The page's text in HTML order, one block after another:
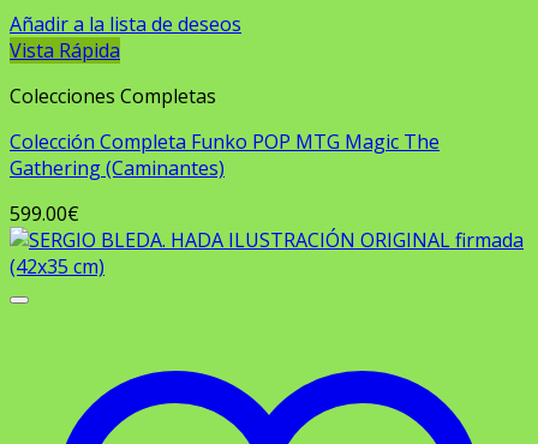
Añadir a la lista de deseos
Vista Rápida
Colecciones Completas
Colección Completa Funko POP MTG Magic The
Gathering (Caminantes)
599.00€